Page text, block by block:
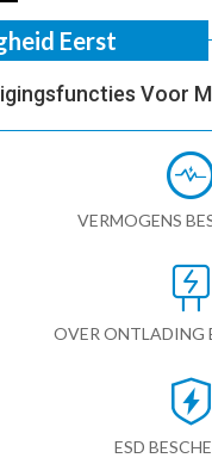
Eerst
Voor
VERMOGENS
OVER ONTLADING
ESD